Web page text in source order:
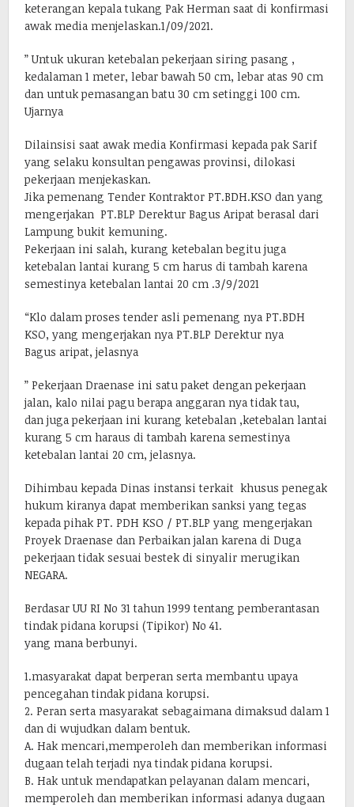
keterangan kepala tukang Pak Herman saat di konfirmasi
awak media menjelaskan.1/09/2021.
” Untuk ukuran ketebalan pekerjaan siring pasang ,
kedalaman 1 meter, lebar bawah 50 cm, lebar atas 90 cm
dan untuk pemasangan batu 30 cm setinggi 100 cm.
Ujarnya
Dilainsisi saat awak media Konfirmasi kepada pak Sarif
yang selaku konsultan pengawas provinsi, dilokasi
pekerjaan menjekaskan.
Jika pemenang Tender Kontraktor PT.BDH.KSO dan yang
mengerjakan PT.BLP Derektur Bagus Aripat berasal dari
Lampung bukit kemuning.
Pekerjaan ini salah, kurang ketebalan begitu juga
ketebalan lantai kurang 5 cm harus di tambah karena
semestinya ketebalan lantai 20 cm .3/9/2021
“Klo dalam proses tender asli pemenang nya PT.BDH
KSO, yang mengerjakan nya PT.BLP Derektur nya
Bagus aripat, jelasnya
” Pekerjaan Draenase ini satu paket dengan pekerjaan
jalan, kalo nilai pagu berapa anggaran nya tidak tau,
dan juga pekerjaan ini kurang ketebalan ,ketebalan lantai
kurang 5 cm haraus di tambah karena semestinya
ketebalan lantai 20 cm, jelasnya.
Dihimbau kepada Dinas instansi terkait khusus penegak
hukum kiranya dapat memberikan sanksi yang tegas
kepada pihak PT. PDH KSO / PT.BLP yang mengerjakan
Proyek Draenase dan Perbaikan jalan karena di Duga
pekerjaan tidak sesuai bestek di sinyalir merugikan
NEGARA.
Berdasar UU RI No 31 tahun 1999 tentang pemberantasan
tindak pidana korupsi (Tipikor) No 41.
yang mana berbunyi.
1.masyarakat dapat berperan serta membantu upaya
pencegahan tindak pidana korupsi.
2. Peran serta masyarakat sebagaimana dimaksud dalam 1
dan di wujudkan dalam bentuk.
A. Hak mencari,memperoleh dan memberikan informasi
dugaan telah terjadi nya tindak pidana korupsi.
B. Hak untuk mendapatkan pelayanan dalam mencari,
memperoleh dan memberikan informasi adanya dugaan